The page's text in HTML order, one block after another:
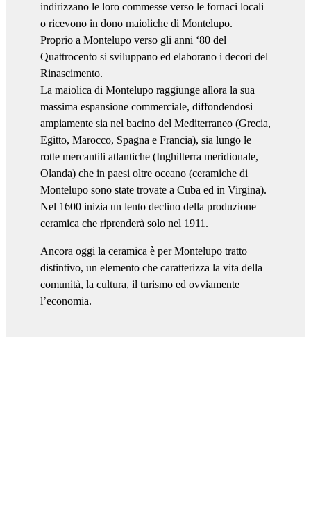
indirizzano le loro commesse verso le fornaci locali
o ricevono in dono maioliche di Montelupo.
Proprio a Montelupo verso gli anni ‘80 del
Quattrocento si sviluppano ed elaborano i decori del
Rinascimento.
La maiolica di Montelupo raggiunge allora la sua
massima espansione commerciale, diffondendosi
ampiamente sia nel bacino del Mediterraneo (Grecia,
Egitto, Marocco, Spagna e Francia), sia lungo le
rotte mercantili atlantiche (Inghilterra meridionale,
Olanda) che in paesi oltre oceano (ceramiche di
Montelupo sono state trovate a Cuba ed in Virgina).
Nel 1600 inizia un lento declino della produzione
ceramica che riprenderà solo nel 1911.
Ancora oggi la ceramica è per Montelupo tratto
distintivo, un elemento che caratterizza la vita della
comunità, la cultura, il turismo ed ovviamente
l’economia.